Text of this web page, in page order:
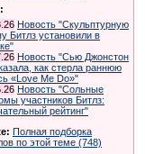
Новость "Скульптурную
Битлз установили в
Новость "Сью Джонстон
как стерла раннюю
«Love Me Do»"
Новость "Сольные
участников Битлз:
рейтинг"
Полная подборка
по этой теме (748)